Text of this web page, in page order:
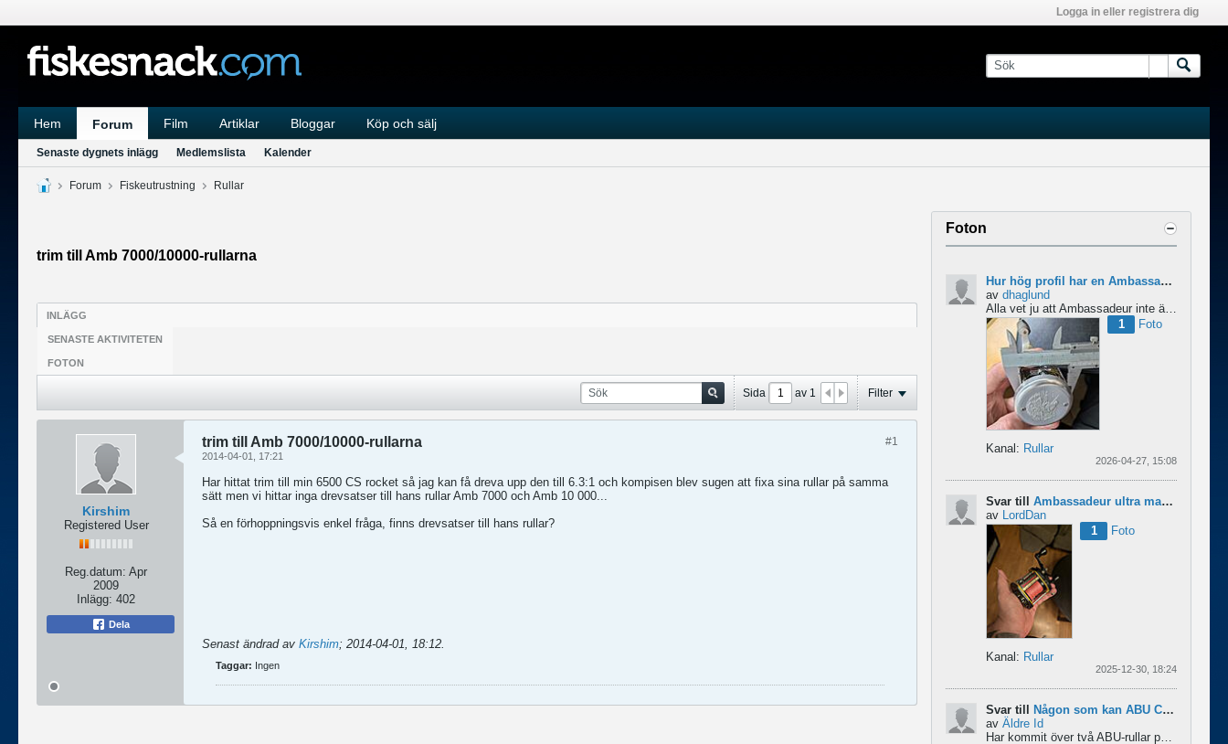
Logga in eller registrera dig
Hem Forum Film Artiklar Bloggar Köp och sälj
Senaste dygnets inlägg Medlemslista Kalender
Forum Fiskeutrustning Rullar
trim till Amb 7000/10000-rullarna
INLÄGG
SENASTE AKTIVITETEN
FOTON
Sida av 1 Filter
Kirshim
Registered User
Reg.datum: Apr
2009
Inlägg: 402
Dela
#1
trim till Amb 7000/10000-rullarna
2014-04-01, 17:21
Har hittat trim till min 6500 CS rocket så jag kan få dreva upp den till 6.3:1 och kompisen blev sugen att fixa sina rullar på samma
sätt men vi hittar inga drevsatser till hans rullar Amb 7000 och Amb 10 000...
Så en förhoppningsvis enkel fråga, finns drevsatser till hans rullar?
Senast ändrad av Kirshim; 2014-04-01, 18:12.
Taggar: Ingen
Foton
Hur hög profil har en Ambassadeur?
av dhaglund
Alla vet ju att Ambassadeur inte är en lågprofilrulle, det är tydligt. Men hur hög profil har de egentligen?...
1
Foto
Kanal: Rullar
2026-04-27, 15:08
Svar till Ambassadeur ultra mag xl 3
av
LordDan
1
Foto
Kanal: Rullar
2025-12-30, 18:24
Svar till Någon som kan ABU Cardinal och skillnader mellan äldre rullar?
av Äldre Id